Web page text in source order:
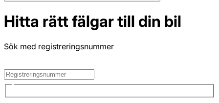
Hitta rätt fälgar till din bil
Sök med registreringsnummer